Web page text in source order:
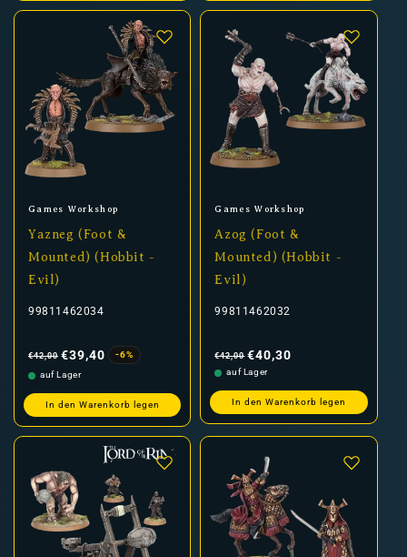
Anbieter:
Games Workshop
Yazneg (Foot &
Mounted) (Hobbit -
Evil)
99811462034
Preis
€42,00 €39,40
-6%
auf Lager
In den Warenkorb legen
Anbieter:
Games Workshop
Azog (Foot &
Mounted) (Hobbit -
Evil)
99811462032
Preis
€42,00 €40,30
auf Lager
In den Warenkorb legen